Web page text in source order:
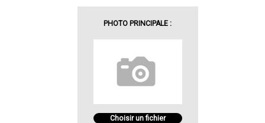
PHOTO PRINCIPALE :
Choisir un fichier